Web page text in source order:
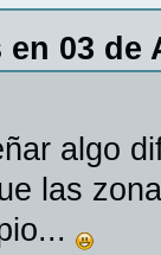
03 de
algo
las